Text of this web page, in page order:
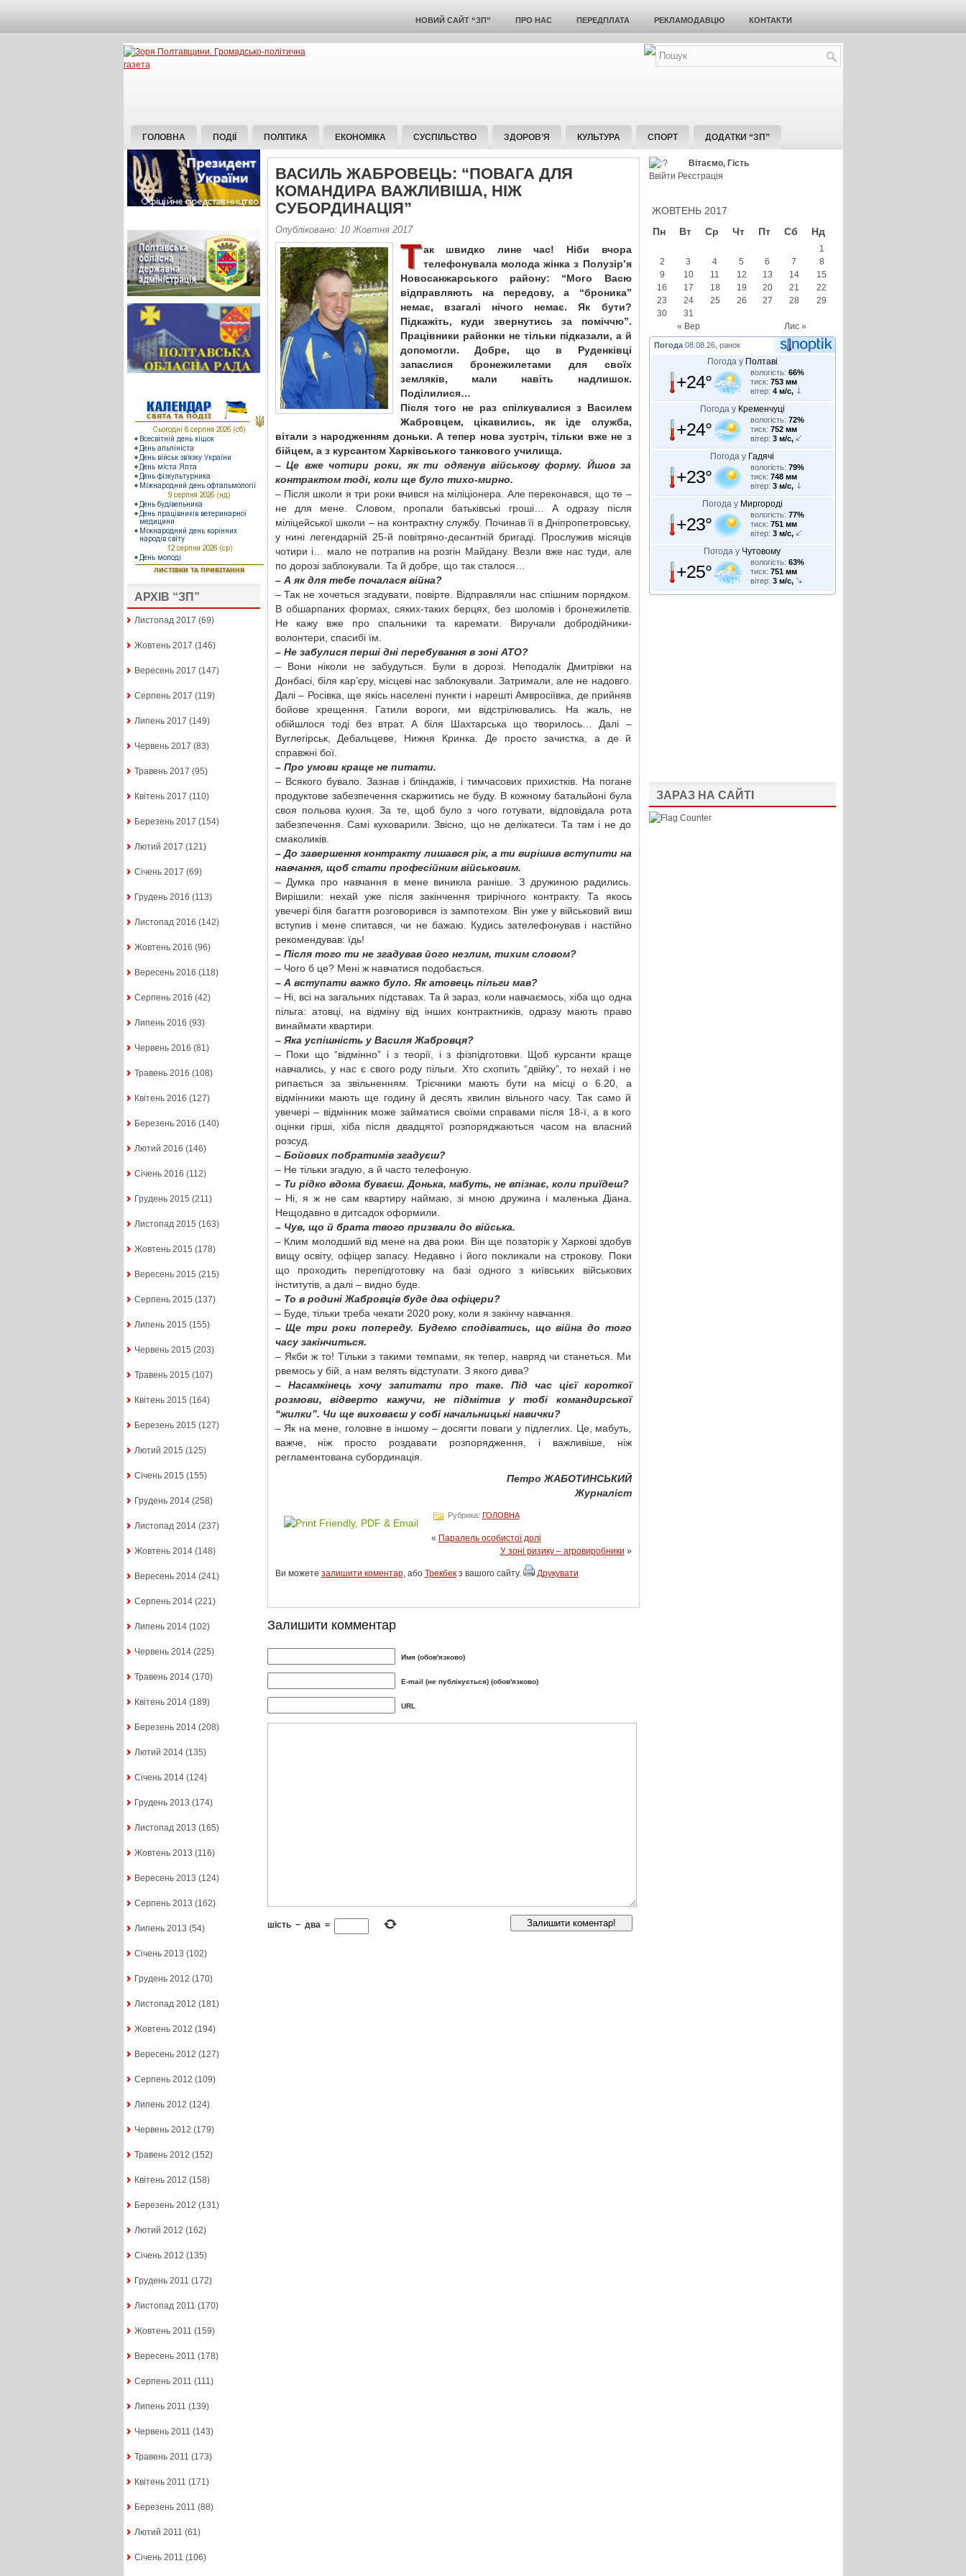
НОВИЙ САЙТ “ЗП” ПРО НАС ПЕРЕДПЛАТА РЕКЛАМОДАВЦЮ КОНТАКТИ
ГОЛОВНА ПОДІЇ ПОЛІТИКА ЕКОНОМІКА СУСПІЛЬСТВО ЗДОРОВ’Я КУЛЬТУРА СПОРТ ДОДАТКИ “ЗП”
АРХІВ “ЗП”
Листопад 2017 (69)
Жовтень 2017 (146)
Вересень 2017 (147)
Серпень 2017 (119)
Липень 2017 (149)
Червень 2017 (83)
Травень 2017 (95)
Квітень 2017 (110)
Березень 2017 (154)
Лютий 2017 (121)
Січень 2017 (69)
Грудень 2016 (113)
Листопад 2016 (142)
Жовтень 2016 (96)
Вересень 2016 (118)
Серпень 2016 (42)
Липень 2016 (93)
Червень 2016 (81)
Травень 2016 (108)
Квітень 2016 (127)
Березень 2016 (140)
Лютий 2016 (146)
Січень 2016 (112)
Грудень 2015 (211)
Листопад 2015 (163)
Жовтень 2015 (178)
Вересень 2015 (215)
Серпень 2015 (137)
Липень 2015 (155)
Червень 2015 (203)
Травень 2015 (107)
Квітень 2015 (164)
Березень 2015 (127)
Лютий 2015 (125)
Січень 2015 (155)
Грудень 2014(258)
Листопад 2014(237)
Жовтень 2014(148)
Вересень 2014(241)
Серпень 2014(221)
Липень 2014(102)
Червень 2014(225)
Травень 2014(170)
Квітень 2014(189)
Березень 2014(208)
Лютий 2014(135)
Січень 2014(124)
Грудень 2013 (174)
Листопад 2013 (165)
Жовтень 2013 (116)
Вересень 2013 (124)
Серпень 2013 (162)
Липень 2013 (54)
Січень 2013 (102)
Грудень 2012 (170)
Листопад 2012 (181)
Жовтень 2012 (194)
Вересень 2012 (127)
Серпень 2012 (109)
Липень 2012 (124)
Червень 2012 (179)
Травень 2012 (152)
Квітень 2012 (158)
Березень 2012 (131)
Лютий 2012 (162)
Січень 2012 (135)
Грудень 2011 (172)
Листопад 2011 (170)
Жовтень 2011 (159)
Вересень 2011 (178)
Серпень 2011 (111)
Липень 2011 (139)
Червень 2011 (143)
Травень 2011 (173)
Квітень 2011 (171)
Березень 2011 (88)
Лютий 2011 (61)
Січень 2011 (106)
ВАСИЛЬ ЖАБРОВЕЦЬ: “ПОВАГА ДЛЯ
КОМАНДИРА ВАЖЛИВІША, НІЖ
СУБОРДИНАЦІЯ”
Опубліковано: 10 Жовтня 2017
Т ак швидко лине час! Ніби вчора
телефонувала молода жінка з Полузір’я
Новосанжарського району: “Мого Васю
відправляють на передову, а “броника”
немає, взагалі нічого немає. Як бути?
Підкажіть, куди звернутись за поміччю”.
Працівники районки не тільки підказали, а й
допомогли. Добре, що в Руденківці
запаслися бронежилетами для своїх
земляків, мали навіть надлишок.
Поділилися…
Після того не раз спілкувалися з Василем
Жабровцем, цікавились, як іде служба,
вітали з народженням доньки. А тепер нова зустріч, тільки вже не з
бійцем, а з курсантом Харківського танкового училища.
– Це вже чотири роки, як ти одягнув військову форму. Йшов за
контрактом тоді, коли ще було тихо-мирно.
– Після школи я три роки вчився на міліціонера. Але переконався, що те –
не для мене. Словом, пропали батьківські гроші… А одразу після
міліцейської школи – на контрактну службу. Починав її в Дніпропетровську,
у нині легендарній 25-й повітряно-десантній бригаді. Прослужив місяців
чотири і… мало не потрапив на розгін Майдану. Везли вже нас туди, але
по дорозі заблокували. Та й добре, що так сталося…
– А як для тебе почалася війна?
– Так не хочеться згадувати, повірте. Відправляли нас спішним порядком.
В обшарпаних формах, сяких-таких берцях, без шоломів і бронежилетів.
Не кажу вже про спальники та каремати. Виручали добродійники-
волонтери, спасибі їм.
– Не забулися перші дні перебування в зоні АТО?
– Вони ніколи не забудуться. Були в дорозі. Неподалік Дмитрівки на
Донбасі, біля кар’єру, місцеві нас заблокували. Затримали, але не надовго.
Далі – Росівка, ще якісь населені пункти і нарешті Амвросіївка, де прийняв
бойове хрещення. Гатили вороги, ми відстрілювались. На жаль, не
обійшлося тоді без втрат. А біля Шахтарська що творилось… Далі –
Вуглегірськ, Дебальцеве, Нижня Кринка. Де просто зачистка, а де й
справжні бої.
– Про умови краще не питати.
– Всякого бувало. Зазнав і бліндажів, і тимчасових прихистків. На погане
продуктове забезпечення скаржитись не буду. В кожному батальйоні була
своя польова кухня. За те, щоб було з чого готувати, відповідала рота
забезпечення. Самі куховарили. Звісно, що не делікатеси. Та там і не до
смаколиків.
– До завершення контракту лишався рік, а ти вирішив вступити на
навчання, щоб стати професійним військовим.
– Думка про навчання в мене виникла раніше. З дружиною радились.
Вирішили: нехай уже після закінчення трирічного контракту. Та якось
увечері біля багаття розговорився із зампотехом. Він уже у військовий виш
вступив і мене спитався, чи не бажаю. Кудись зателефонував і настійно
рекомендував: їдь!
– Після того ти не згадував його незлим, тихим словом?
– Чого б це? Мені ж навчатися подобається.
– А вступати важко було. Як атовець пільги мав?
– Ні, всі на загальних підставах. Та й зараз, коли навчаємось, хіба що одна
пільга: атовці, на відміну від інших контрактників, одразу мають право
винаймати квартири.
– Яка успішність у Василя Жабровця?
– Поки що “відмінно” і з теорії, і з фізпідготовки. Щоб курсанти краще
навчались, у нас є свого роду пільги. Хто схопить “двійку”, то нехай і не
рипається за звільненням. Трієчники мають бути на місці о 6.20, а
відмінники мають ще годину й десять хвилин вільного часу. Так само й
увечері – відмінник може займатися своїми справами після 18-ї, а в кого
оцінки гірші, хіба після двадцятої розпоряджаються часом на власний
розсуд.
– Бойових побратимів згадуєш?
– Не тільки згадую, а й часто телефоную.
– Ти рідко вдома буваєш. Донька, мабуть, не впізнає, коли приїдеш?
– Ні, я ж не сам квартиру наймаю, зі мною дружина і маленька Діана.
Нещодавно в дитсадок оформили.
– Чув, що й брата твого призвали до війська.
– Клим молодший від мене на два роки. Він ще позаторік у Харкові здобув
вищу освіту, офіцер запасу. Недавно і його покликали на строкову. Поки
що проходить перепідготовку на базі одного з київських військових
інститутів, а далі – видно буде.
– То в родині Жабровців буде два офіцери?
– Буде, тільки треба чекати 2020 року, коли я закінчу навчання.
– Ще три роки попереду. Будемо сподіватись, що війна до того
часу закінчиться.
– Якби ж то! Тільки з такими темпами, як тепер, навряд чи станеться. Ми
рвемось у бій, а нам велять відступати. З якого дива?
– Насамкінець хочу запитати про таке. Під час цієї короткої
розмови, відверто кажучи, не підмітив у тобі командирської
“жилки”. Чи ще виховаєш у собі начальницькі навички?
– Як на мене, головне в іншому – досягти поваги у підлеглих. Це, мабуть,
важче, ніж просто роздавати розпорядження, і важливіше, ніж
регламентована субординація.
Петро ЖАБОТИНСЬКИЙ
Журналіст
Рубрика: ГОЛОВНА
« Паралель особистої долі
У зоні ризику – агровиробники »
Ви можете залишити коментар, або Трекбекз вашого сайту. Друкувати
Залишити комментар
Имя (обов'язково)
E-mail (не публікується) (обов'язково)
URL
шість − два =
Вітаємо, Гість
Ввійти Реєстрація
ЖОВТЕНЬ 2017
Пн
Вт Ср Чт Пт Сб Нд
« Вер Лис »
1
2
3 4 5 6 7
8
9
10 11 12 13 14
15
16
17 18 19 20 21
22
23
24 25 26 27 28
29
30
31
Погода 08.08.26, ранок
Погода у Полтаві
+24° вологість: 66%
тиск: 753 мм
вітер: 4 м/с,
Погода у Кременчуці
+24° вологість: 72%
тиск: 752 мм
вітер: 3 м/с,
Погода у Гадячі
+23° вологість: 79%
тиск: 748 мм
вітер: 3 м/с,
Погода у Миргороді
+23° вологість: 77%
тиск: 751 мм
вітер: 3 м/с,
Погода у Чутовому
+25° вологість: 63%
тиск: 751 мм
вітер: 3 м/с,
ЗАРАЗ НА САЙТІ